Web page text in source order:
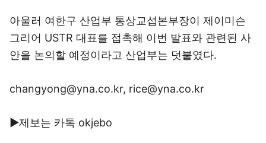
아울러 여한구 산업부 통상교섭본부장이 제이미슨
그리어 USTR 대표를 접촉해 이번 발표와 관련된 사
안을 논의할 예정이라고 산업부는 덧붙였다.
changyong@yna.co.kr, rice@yna.co.kr
▶제보는 카톡 okjebo